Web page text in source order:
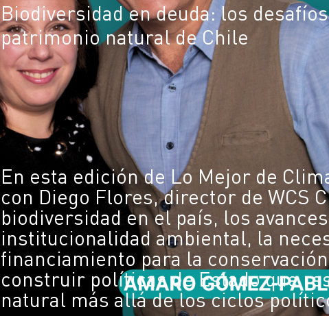
Biodiversidad en deuda: los
patrimonio natural de Chile
En esta edición de Lo Mejor de
con Diego Flores, director de WCS
biodiversidad en el país, los
institucionalidad ambiental, la
financiamiento para la
construir políticas de Estado que
natural más allá de los ciclos